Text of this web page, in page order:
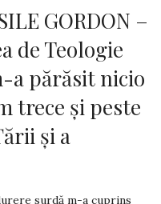
GORDON –
de Teologie
a părăsit nicio
trece și peste
și a
surdă m-a cuprins